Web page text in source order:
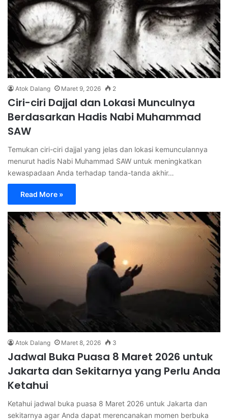
Atok Dalang Maret 9, 2026 2
Ciri-ciri Dajjal dan Lokasi Munculnya
Berdasarkan Hadis Nabi Muhammad
SAW
Temukan ciri-ciri dajjal yang jelas dan lokasi kemunculannya
menurut hadis Nabi Muhammad SAW untuk meningkatkan
kewaspadaan Anda terhadap tanda-tanda akhir…
Read More »
Atok Dalang Maret 8, 2026 3
Jadwal Buka Puasa 8 Maret 2026 untuk
Jakarta dan Sekitarnya yang Perlu Anda
Ketahui
Ketahui jadwal buka puasa 8 Maret 2026 untuk Jakarta dan
sekitarnya agar Anda dapat merencanakan momen berbuka